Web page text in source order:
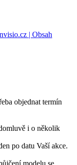
| Obsah
objednat termín
i o několik
po datu Vaší akce.
modelu se